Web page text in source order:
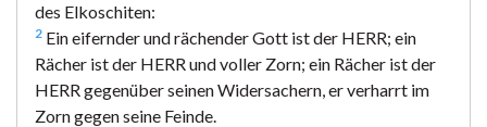
des Elkoschiten:
2 Ein eifernder und rächender Gott ist der HERR; ein
Rächer ist der HERR und voller Zorn; ein Rächer ist der
HERR gegenüber seinen Widersachern, er verharrt im
Zorn gegen seine Feinde.